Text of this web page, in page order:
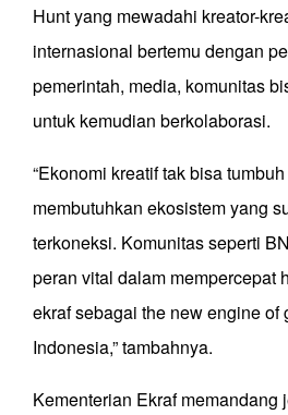
Hunt yang mewadahi kreator-
internasional bertemu dengan
pemerintah, media, komunitas
untuk kemudian berkolaborasi.
“Ekonomi kreatif tak bisa
membutuhkan ekosistem yang
terkoneksi. Komunitas seperti
peran vital dalam mempercepat
ekraf sebagai the new engine of
Indonesia,” tambahnya.
Kementerian Ekraf memandang